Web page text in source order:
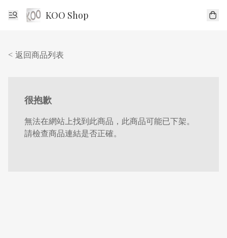
KOO Shop
< 返回商品列表
很抱歉
無法在網站上找到此商品，此商品可能已下架。
請檢查商品連結是否正確。